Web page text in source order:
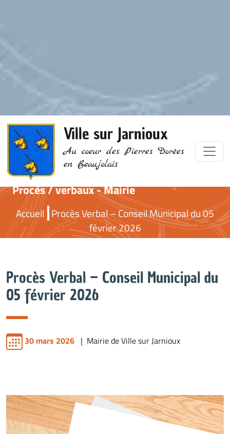
Ville sur Jarnioux
Au coeur des Pierres Dorées
en Beaujolais
Procès / verbaux - Mairie
Accueil Procès Verbal – Conseil Municipal du 05
février 2026
Procès Verbal – Conseil Municipal du
05 février 2026
30 mars 2026 | Mairie de Ville sur Jarnioux